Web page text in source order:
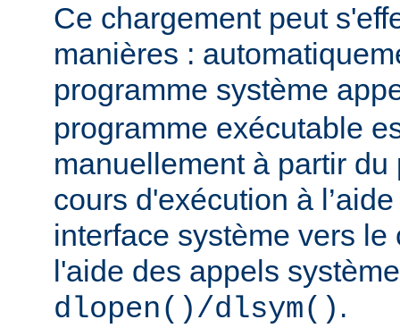
Ce chargement peut
manières :
programme système
programme exécutable
manuellement à partir du
cours d'exécution à
interface système vers
l'aide des appels système
dlopen()/dlsym() .